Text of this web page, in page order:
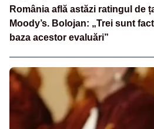
România află astăzi ratingul de
Moody’s. Bolojan: „Trei sunt
baza acestor evaluări”